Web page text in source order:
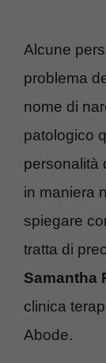
Alcune
problema
nome di
patologico
personalità
in maniera
spiegare
tratta di
Samantha
clinica
Abode.